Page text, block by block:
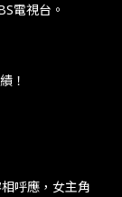
電視台。​
！​
呼應，女主角